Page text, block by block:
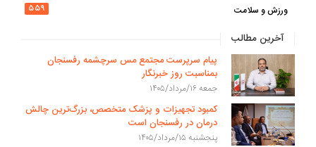
ورزش و سلامت
۵۵۹
آخرین مطالب
پیام سرپرست مجتمع مس سرچشمه رفسنجان
بمناسبت روز خبرنگار
جمعه ۱۶/مرداد/۱۴۰۵
کمبود تجهیزات و پزشک متخصص، بزرگ‌ترین چالش
درمان در رفسنجان است
پنجشنبه ۱۵/مرداد/۱۴۰۵